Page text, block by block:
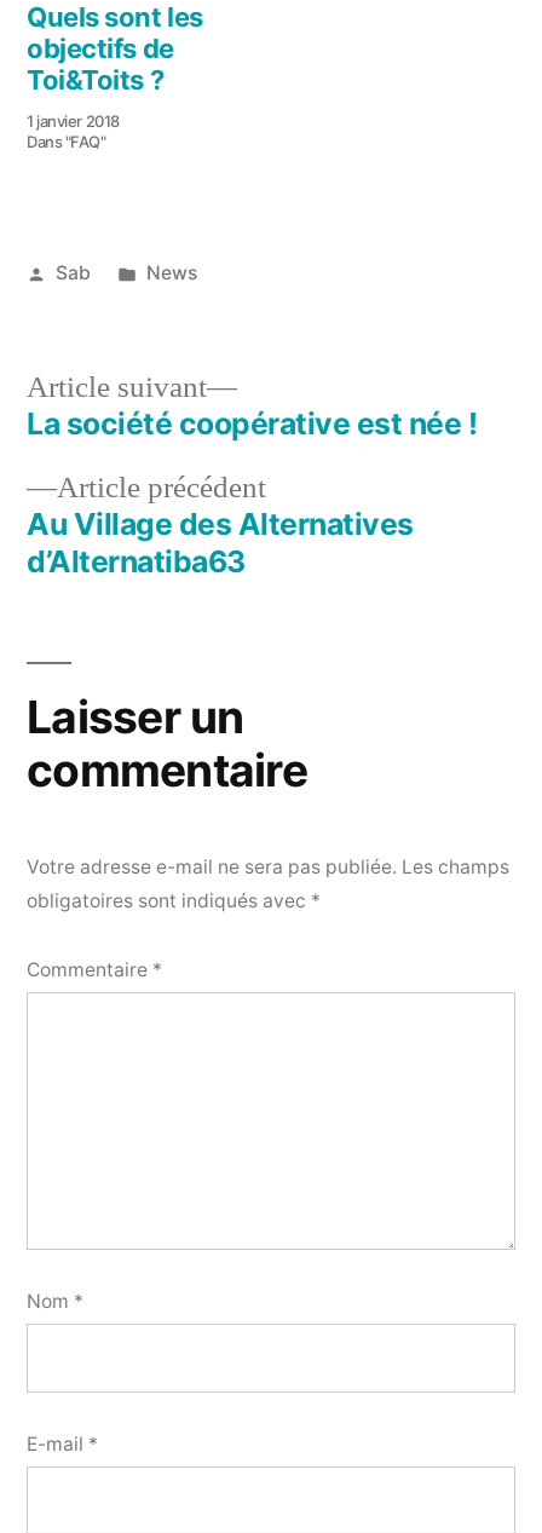
Quels sont les
objectifs de
Toi&Toits ?
1 janvier 2018
Dans "FAQ"
Publié
Sab
2019
Publié
News
Navigation
de
l’article
Article précédentArticle
précédent :
Au Village des Alternatives
d’Alternatiba63
Article suivant
Article
suivant :
La société coopérative est née !
Laisser un
commentaire
Votre adresse e-mail ne sera pas publiée. Les champs
obligatoires sont indiqués avec *
Commentaire *
Nom *
E-mail *